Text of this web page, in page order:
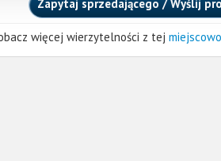
Zapytaj sprzedającego / Wyślij
więcej wierzytelności z tej